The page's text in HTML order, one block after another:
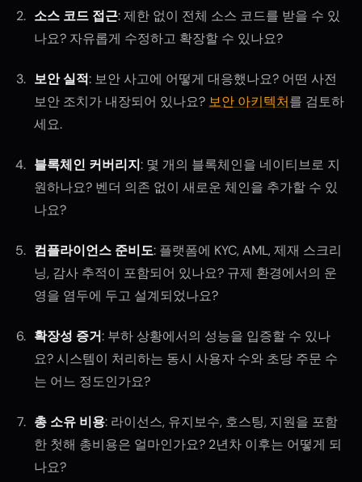
소스 코드 접근: 제한 없이 전체 소스 코드를 받을 수 있
나요? 자유롭게 수정하고 확장할 수 있나요?
보안 실적: 보안 사고에 어떻게 대응했나요? 어떤 사전
보안 조치가 내장되어 있나요? 보안 아키텍처를 검토하
세요.
블록체인 커버리지: 몇 개의 블록체인을 네이티브로 지
원하나요? 벤더 의존 없이 새로운 체인을 추가할 수 있
나요?
컴플라이언스 준비도: 플랫폼에 KYC, AML, 제재 스크리
닝, 감사 추적이 포함되어 있나요? 규제 환경에서의 운
영을 염두에 두고 설계되었나요?
확장성 증거: 부하 상황에서의 성능을 입증할 수 있나
요? 시스템이 처리하는 동시 사용자 수와 초당 주문 수
는 어느 정도인가요?
총 소유 비용: 라이선스, 유지보수, 호스팅, 지원을 포함
한 첫해 총비용은 얼마인가요? 2년차 이후는 어떻게 되
나요?